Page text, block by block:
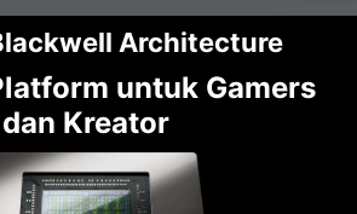
Architecture
untuk Gamers
dan Kreator